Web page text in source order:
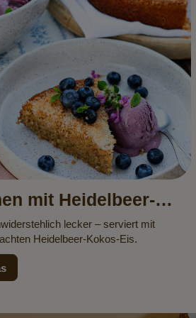
mit Heidelbeer-
lecker – serviert mit
Heidelbeer-Kokos-Eis.